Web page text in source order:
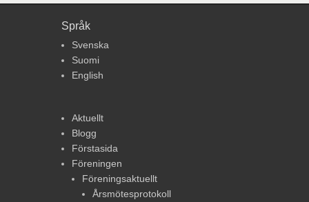
Språk
Svenska
Suomi
English
Aktuellt
Blogg
Förstasida
Föreningen
Föreningsaktuellt
Årsmötesprotokoll